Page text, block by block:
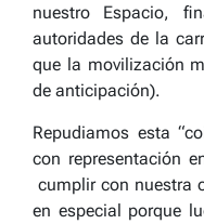
nuestro Espacio,
autoridades de la
que la movilización
de anticipación).
Repudiamos esta
con representación
cumplir con nuestra
en especial porque